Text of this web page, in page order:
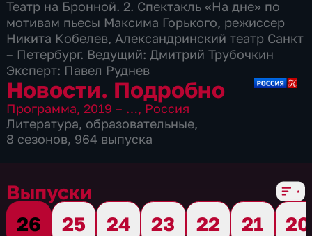
Театр на Бронной. 2. Спектакль «На дне» по
мотивам пьесы Максима Горького, режиссер
Никита Кобелев, Александринский театр Санкт
– Петербург. Ведущий: Дмитрий Трубочкин
Эксперт: Павел Руднев
Новости. Подробно
Программа,2019 – …, Россия
Литература, образовательные,
8 сезонов, 964 выпуска
Выпуски
26
25 24 23 22 21
20